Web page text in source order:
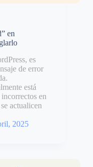
en
es
de error
está
en
actualicen
2025